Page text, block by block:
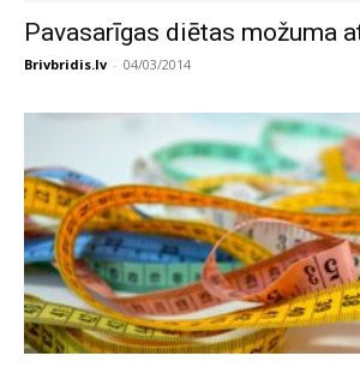
Pavasarīgas diētas možuma
Brivbridis.lv - 04/03/2014